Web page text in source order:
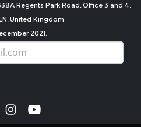
Regents Park Road, Office 3 and 4,
United Kingdom
2021.